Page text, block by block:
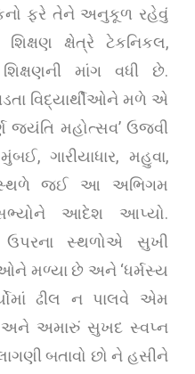
ફરે તેને અનુકૂળ રહેવું
ક્ષેત્રે ટેકનિકલ,
માંગ વધી છે.
વિદ્યાર્થીઓને મળે એ
જયંતિ મહોત્સવ’ ઉજવી
ગારીયાધાર, મહુવા,
સ્થળે જઈ આ અભિગમ
સભ્યોને આદેશ આપ્યો.
ઉપરના સ્થળોએ સુખી
મળ્યા છે અને ‘ધર્મસ્ય
ઢીલ ન પાલવે એમ
અને અમારું સુખદ સ્વપ્ન
બતાવો છો ને હસીને